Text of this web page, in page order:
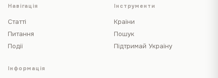
Навігація
Статті
Питання
Події
Інструменти
Країни
Пошук
Підтримай Україну
Інформація